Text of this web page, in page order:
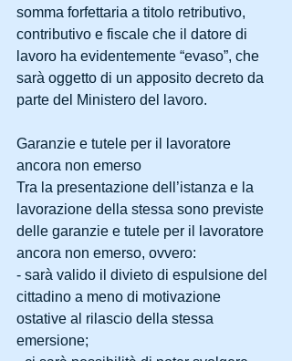
somma forfettaria a titolo retributivo,
contributivo e fiscale che il datore di
lavoro ha evidentemente “evaso”, che
sarà oggetto di un apposito decreto da
parte del Ministero del lavoro.
Garanzie e tutele per il lavoratore
ancora non emerso
Tra la presentazione dell’istanza e la
lavorazione della stessa sono previste
delle garanzie e tutele per il lavoratore
ancora non emerso, ovvero:
- sarà valido il divieto di espulsione del
cittadino a meno di motivazione
ostative al rilascio della stessa
emersione;